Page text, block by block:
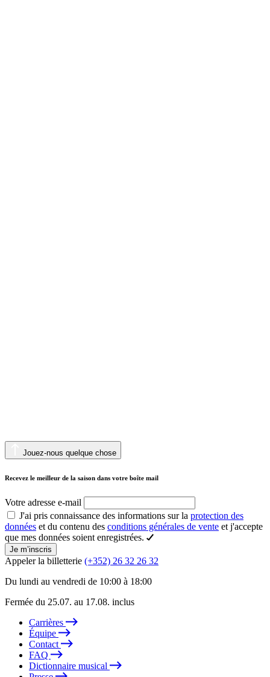
Jouez-nous quelque chose
Recevez le meilleur de la saison dans votre boîte mail
Votre adresse e-mail
J'ai pris connaissance des informations sur la protection des
données et du contenu des conditions générales de vente et j'accepte
que mes données soient enregistrées.
Je m’inscris
Appeler la billetterie (+352) 26 32 26 32
Du lundi au vendredi de 10:00 à 18:00
Fermée du 25.07. au 17.08. inclus
Carrières
Équipe
Contact
FAQ
Dictionnaire musical